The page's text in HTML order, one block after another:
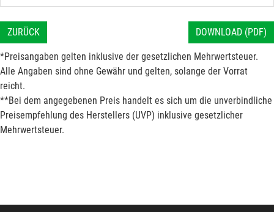
ZURÜCK DOWNLOAD (PDF)
*Preisangaben gelten inklusive der gesetzlichen Mehrwertsteuer.
Alle Angaben sind ohne Gewähr und gelten, solange der Vorrat
reicht.
**Bei dem angegebenen Preis handelt es sich um die unverbindliche
Preisempfehlung des Herstellers (UVP) inklusive gesetzlicher
Mehrwertsteuer.